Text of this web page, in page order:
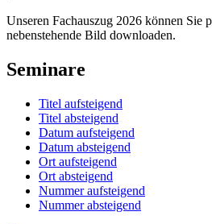
Unseren Fachauszug 2026 können Sie
nebenstehende Bild downloaden.
Seminare
Titel aufsteigend
Titel absteigend
Datum aufsteigend
Datum absteigend
Ort aufsteigend
Ort absteigend
Nummer aufsteigend
Nummer absteigend